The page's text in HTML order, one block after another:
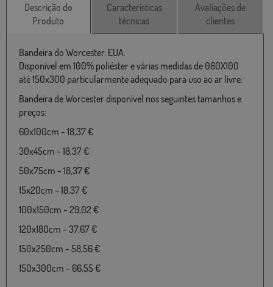
Descrição do
Produto
Características
técnicas
Avaliações de
clientes
Bandeira do Worcester. EUA.
Disponível em 100% poliéster e várias medidas de 060X100
até 150x300 particularmente adequado para uso ao ar livre.
Bandeira de Worcester disponível nos seguintes tamanhos e
preços:
60x100cm - 18,37 €
30x45cm - 18,37 €
50x75cm - 18,37 €
15x20cm - 18,37 €
100x150cm - 29,02 €
120x180cm - 37,67 €
150x250cm - 58,56 €
150x300cm - 66,55 €